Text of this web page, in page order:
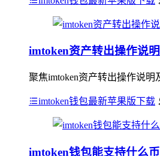
imtoken资产转出操作说
聚焦imtoken资产转出操作说
imtoken钱包最新苹果版下载
imtoken钱包能支持什么